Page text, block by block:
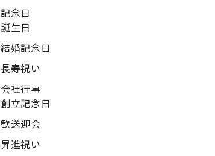
記念日
誕生日
結婚記念日
長寿祝い
会社行事
創立記念日
歓送迎会
昇進祝い